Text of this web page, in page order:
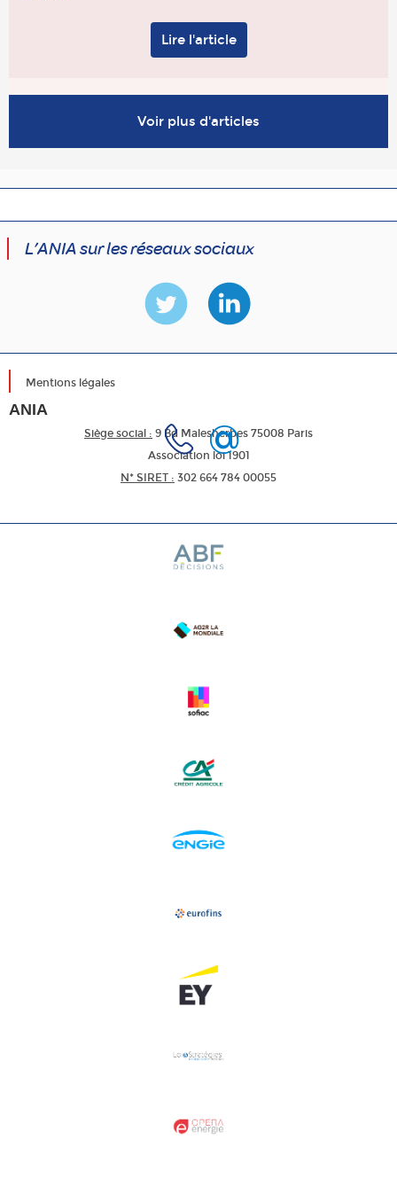
Lire l'article
Voir plus d'articles
L’ANIA sur les réseaux sociaux
Mentions légales
ANIA
Siège social : 9 Bd Malesherbes 75008 Paris
Association loi 1901
N* SIRET : 302 664 784 00055